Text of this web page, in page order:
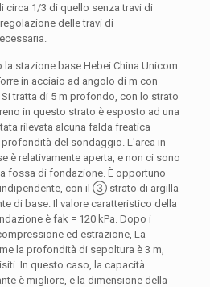
circa 1/3 di quello senza travi di
delle travi di
stazione base Hebei China Unicom
in acciaio ad angolo di m con
tratta di 5 m profondo, con lo strato
in questo strato è esposto ad una
rilevata alcuna falda freatica
del sondaggio. L'area in
è relativamente aperta, e non ci sono
fossa di fondazione. È opportuno
con il ③ strato di argilla
di base. Il valore caratteristico della
è fak = 120 kPa. Dopo i
ed estrazione, La
la profondità di sepoltura è 3 m,
In questo caso, la capacità
è migliore, e la dimensione della